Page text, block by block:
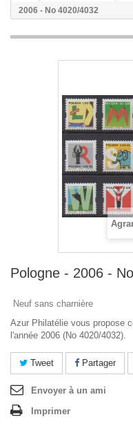
2006 - No 4020/4032
Pologne - 2006 -
Neuf sans charnière
Azur Philatélie vous propose
l'année 2006 (No 4020/4032).
Tweet Partager
Envoyer à un ami
Imprimer